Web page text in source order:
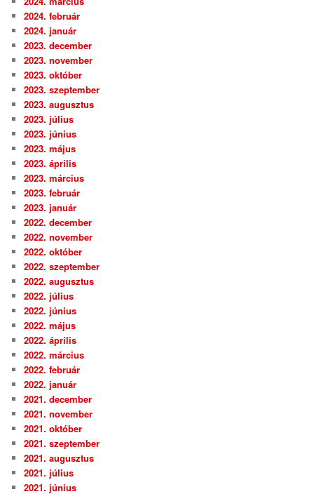
2024. február
2024. január
2023. december
2023. november
2023. október
2023. szeptember
2023. augusztus
2023. július
2023. június
2023. május
2023. április
2023. március
2023. február
2023. január
2022. december
2022. november
2022. október
2022. szeptember
2022. augusztus
2022. július
2022. június
2022. május
2022. április
2022. március
2022. február
2022. január
2021. december
2021. november
2021. október
2021. szeptember
2021. augusztus
2021. július
2021. június